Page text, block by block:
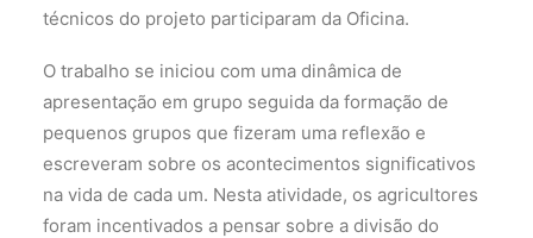
técnicos do projeto participaram da Oficina.
O trabalho se iniciou com uma dinâmica de
apresentação em grupo seguida da formação de
pequenos grupos que fizeram uma reflexão e
escreveram sobre os acontecimentos significativos
na vida de cada um. Nesta atividade, os agricultores
foram incentivados a pensar sobre a divisão do